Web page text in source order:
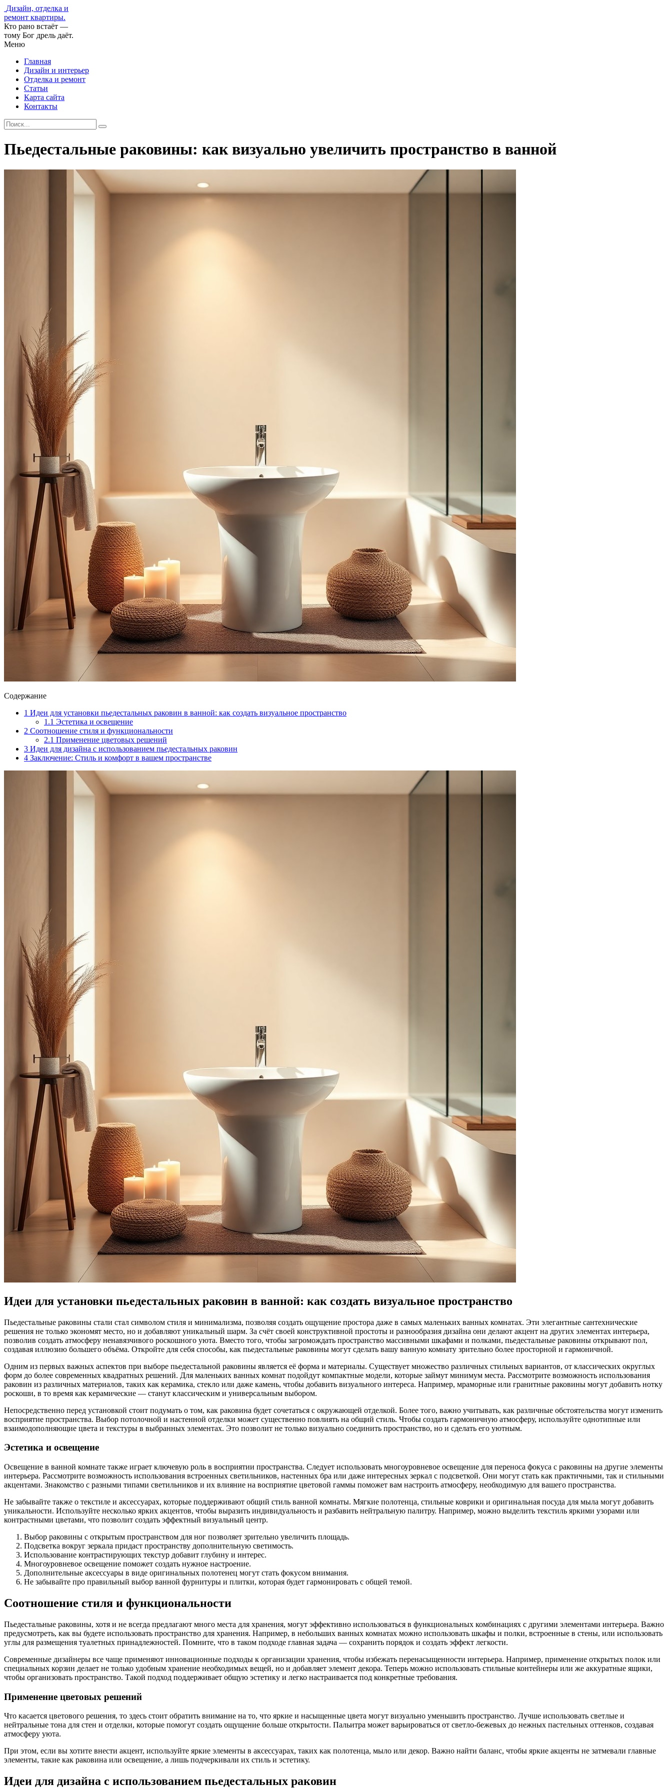
Дизайн, отделка и
ремонт квартиры.
Кто рано встаёт —
тому Бог дрель даёт.
Меню
Главная
Дизайн и интерьер
Отделка и ремонт
Статьи
Карта сайта
Контакты
Пьедестальные раковины: как визуально увеличить пространство в ванной
Содержание
1 Идеи для установки пьедестальных раковин в ванной: как создать визуальное пространство
1.1 Эстетика и освещение
2 Соотношение стиля и функциональности
2.1 Применение цветовых решений
3 Идеи для дизайна с использованием пьедестальных раковин
4 Заключение: Стиль и комфорт в вашем пространстве
Идеи для установки пьедестальных раковин в ванной: как создать визуальное пространство
Пьедестальные раковины стали стал символом стиля и минимализма, позволяя создать ощущение простора даже в самых маленьких ванных комнатах. Эти элегантные сантехнические
решения не только экономят место, но и добавляют уникальный шарм. За счёт своей конструктивной простоты и разнообразия дизайна они делают акцент на других элементах интерьера,
позволив создать атмосферу ненавязчивого роскошного уюта. Вместо того, чтобы загромождать пространство массивными шкафами и полками, пьедестальные раковины открывают пол,
создавая иллюзию большего объёма. Откройте для себя способы, как пьедестальные раковины могут сделать вашу ванную комнату зрительно более просторной и гармоничной.
Одним из первых важных аспектов при выборе пьедестальной раковины является её форма и материалы. Существует множество различных стильных вариантов, от классических округлых
форм до более современных квадратных решений. Для маленьких ванных комнат подойдут компактные модели, которые займут минимум места. Рассмотрите возможность использования
раковин из различных материалов, таких как керамика, стекло или даже камень, чтобы добавить визуального интереса. Например, мраморные или гранитные раковины могут добавить нотку
роскоши, в то время как керамические — станут классическим и универсальным выбором.
Непосредственно перед установкой стоит подумать о том, как раковина будет сочетаться с окружающей отделкой. Более того, важно учитывать, как различные обстоятельства могут изменить
восприятие пространства. Выбор потолочной и настенной отделки может существенно повлиять на общий стиль. Чтобы создать гармоничную атмосферу, используйте однотипные или
взаимодополняющие цвета и текстуры в выбранных элементах. Это позволит не только визуально соединить пространство, но и сделать его уютным.
Эстетика и освещение
Освещение в ванной комнате также играет ключевую роль в восприятии пространства. Следует использовать многоуровневое освещение для переноса фокуса с раковины на другие элементы
интерьера. Рассмотрите возможность использования встроенных светильников, настенных бра или даже интересных зеркал с подсветкой. Они могут стать как практичными, так и стильными
акцентами. Знакомство с разными типами светильников и их влияние на восприятие цветовой гаммы поможет вам настроить атмосферу, необходимую для вашего пространства.
Не забывайте также о текстиле и аксессуарах, которые поддерживают общий стиль ванной комнаты. Мягкие полотенца, стильные коврики и оригинальная посуда для мыла могут добавить
уникальности. Используйте несколько ярких акцентов, чтобы выразить индивидуальность и разбавить нейтральную палитру. Например, можно выделить текстиль яркими узорами или
контрастными цветами, что позволит создать эффектный визуальный центр.
Выбор раковины с открытым пространством для ног позволяет зрительно увеличить площадь.
Подсветка вокруг зеркала придаст пространству дополнительную светимость.
Использование контрастирующих текстур добавит глубину и интерес.
Многоуровневое освещение поможет создать нужное настроение.
Дополнительные аксессуары в виде оригинальных полотенец могут стать фокусом внимания.
Не забывайте про правильный выбор ванной фурнитуры и плитки, которая будет гармонировать с общей темой.
Соотношение стиля и функциональности
Пьедестальные раковины, хотя и не всегда предлагают много места для хранения, могут эффективно использоваться в функциональных комбинациях с другими элементами интерьера. Важно
предусмотреть, как вы будете использовать пространство для хранения. Например, в небольших ванных комнатах можно использовать шкафы и полки, встроенные в стены, или использовать
углы для размещения туалетных принадлежностей. Помните, что в таком подходе главная задача — сохранить порядок и создать эффект легкости.
Современные дизайнеры все чаще применяют инновационные подходы к организации хранения, чтобы избежать перенасыщенности интерьера. Например, применение открытых полок или
специальных корзин делает не только удобным хранение необходимых вещей, но и добавляет элемент декора. Теперь можно использовать стильные контейнеры или же аккуратные ящики,
чтобы организовать пространство. Такой подход поддерживает общую эстетику и легко настраивается под конкретные требования.
Применение цветовых решений
Что касается цветового решения, то здесь стоит обратить внимание на то, что яркие и насыщенные цвета могут визуально уменьшить пространство. Лучше использовать светлые и
нейтральные тона для стен и отделки, которые помогут создать ощущение больше открытости. Пальитра может варьироваться от светло-бежевых до нежных пастельных оттенков, создавая
атмосферу уюта.
При этом, если вы хотите внести акцент, используйте яркие элементы в аксессуарах, таких как полотенца, мыло или декор. Важно найти баланс, чтобы яркие акценты не затмевали главные
элементы, такие как раковина или освещение, а лишь подчеркивали их стиль и эстетику.
Идеи для дизайна с использованием пьедестальных раковин